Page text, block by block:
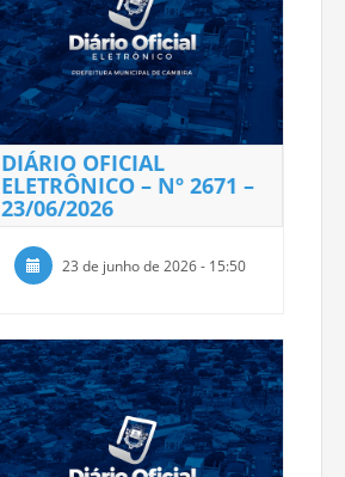
DIÁRIO OFICIAL
ELETRÔNICO – Nº 2671 –
23/06/2026
23 de junho de 2026 - 15:50